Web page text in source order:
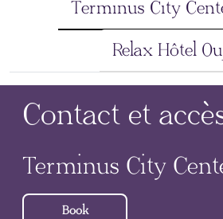
Terminus City
Relax Hôtel
Contact et
Terminus City
Book